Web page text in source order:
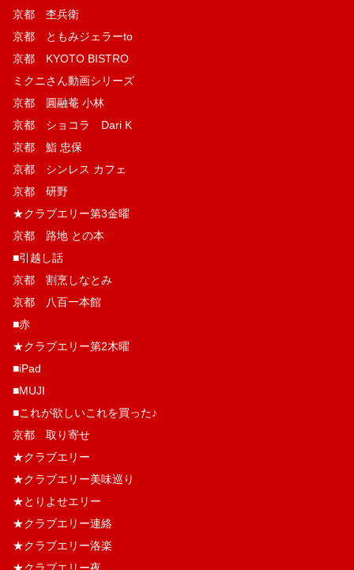
京都 杢兵衛
京都 ともみジェラーto
京都 KYOTO BISTRO
ミクニさん動画シリーズ
京都 圓融菴 小林
京都 ショコラ Dari K
京都 鮨 忠保
京都 シンレス カフェ
京都 研野
★クラブエリー第3金曜
京都 路地 との本
■引越し話
京都 割烹しなとみ
京都 八百一本館
■赤
★クラブエリー第2木曜
■iPad
■MUJI
■これが欲しいこれを買った♪
京都 取り寄せ
★クラブエリー
★クラブエリー美味巡り
★とりよせエリー
★クラブエリー連絡
★クラブエリー洛楽